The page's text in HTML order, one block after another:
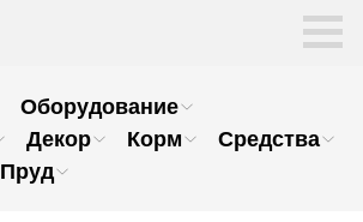
Оборудование
Декор Корм
Средства
Пруд